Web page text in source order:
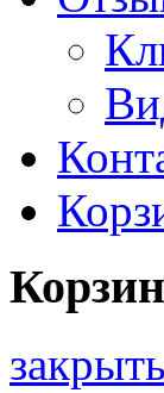
закрыть